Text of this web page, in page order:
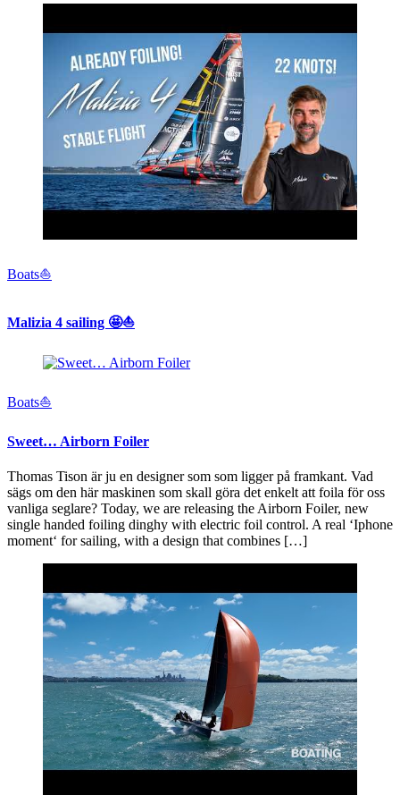
Boats⛵️
Malizia 4 sailing 🤩⛵️
Boats⛵️
Sweet… Airborn Foiler
Thomas Tison är ju en designer som som ligger på framkant. Vad
sägs om den här maskinen som skall göra det enkelt att foila för oss
vanliga seglare? Today, we are releasing the Airborn Foiler, new
single handed foiling dinghy with electric foil control. A real ‘Iphone
moment‘ for sailing, with a design that combines […]